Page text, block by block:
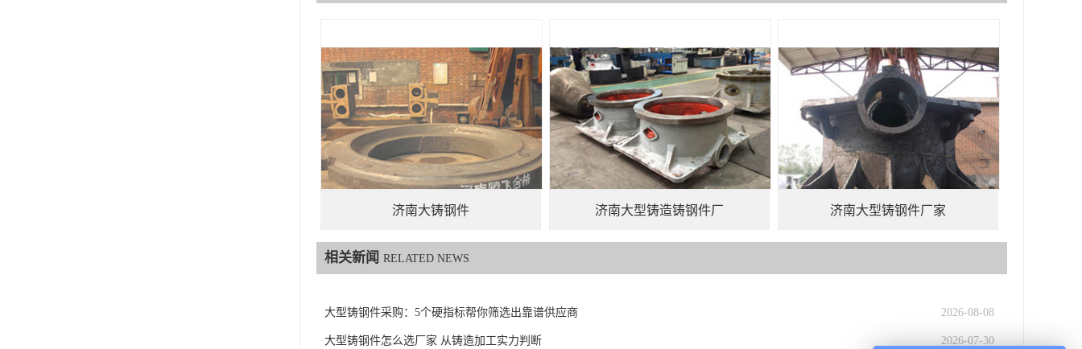
济南大铸钢件 济南大型铸造铸钢件厂 济南大型铸钢件厂家
相关新闻 RELATED NEWS
大型铸钢件采购：5个硬指标帮你筛选出靠谱供应商 2026-08-08
大型铸钢件怎么选厂家 从铸造加工实力判断 2026-07-30